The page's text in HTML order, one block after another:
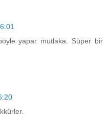
yapar mutlaka. Süper bir